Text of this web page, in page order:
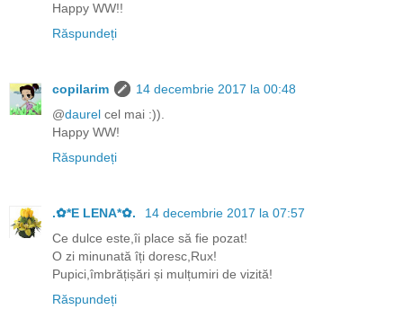
Happy WW!!
Răspundeți
copilarim
14 decembrie 2017 la 00:48
@daurel cel mai :)).
Happy WW!
Răspundeți
.✿*E LENA*✿.
14 decembrie 2017 la 07:57
Ce dulce este,îi place să fie pozat!
O zi minunată îți doresc,Rux!
Pupici,îmbrățișări și mulțumiri de vizită!
Răspundeți